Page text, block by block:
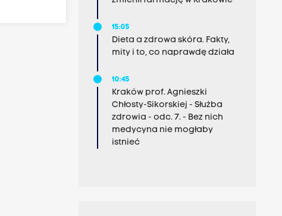
15:05
Dieta a zdrowa skóra. Fakty,
mity i to, co naprawdę działa
10:45
Kraków prof. Agnieszki
Chłosty-Sikorskiej - Służba
zdrowia - odc. 7. - Bez nich
medycyna nie mogłaby
istnieć